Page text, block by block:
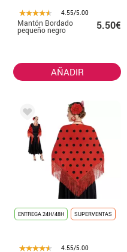
4.55/5.00
Mantón Bordado
pequeño negro 5.50€
AÑADIR
ENTREGA 24H/48H SUPERVENTAS
4.55/5.00